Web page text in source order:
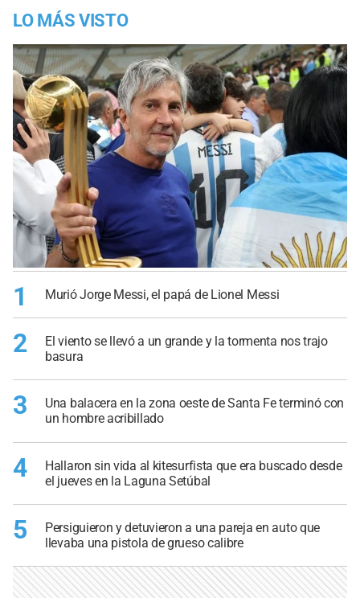
LO MÁS VISTO
1 Murió Jorge Messi, el papá de Lionel Messi
2
El viento se llevó a un grande y la tormenta nos trajo
basura
3
Una balacera en la zona oeste de Santa Fe terminó con
un hombre acribillado
4
Hallaron sin vida al kitesurfista que era buscado desde
el jueves en la Laguna Setúbal
5
Persiguieron y detuvieron a una pareja en auto que
llevaba una pistola de grueso calibre